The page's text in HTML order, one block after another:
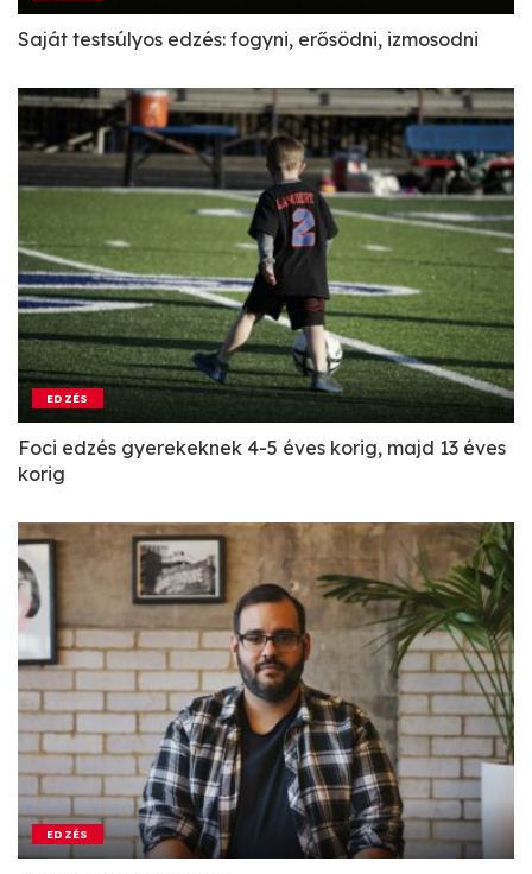
Saját testsúlyos edzés: fogyni, erősödni, izmosodni
EDZÉS
Foci edzés gyerekeknek 4-5 éves korig, majd 13 éves
korig
EDZÉS